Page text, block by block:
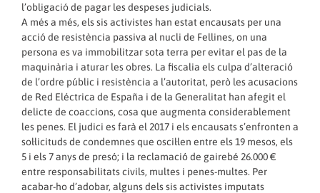
l’obligació de pagar les despeses judicials.
A més a més, els sis activistes han estat encausats per una
acció de resistència passiva al nucli de Fellines, on una
persona es va immobilitzar sota terra per evitar el pas de la
maquinària i aturar les obres. La fiscalia els culpa d’alteració
de l’ordre públic i resistència a l’autoritat, però les acusacions
de Red Eléctrica de España i de la Generalitat han afegit el
delicte de coaccions, cosa que augmenta considerablement
les penes. El judici es farà el 2017 i els encausats s’enfronten a
sol·licituds de condemnes que oscil·len entre els 19 mesos, els
5 i els 7 anys de presó; i la reclamació de gairebé 26.000 €
entre responsabilitats civils, multes i penes-multes. Per
acabar-ho d’adobar, alguns dels sis activistes imputats